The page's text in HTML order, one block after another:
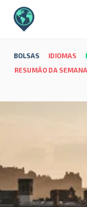
BOLSAS IDIOMAS
RESUMÃO DA SEMANA